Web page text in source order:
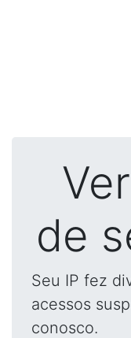
de
Seu IP fez
acessos
conosco.